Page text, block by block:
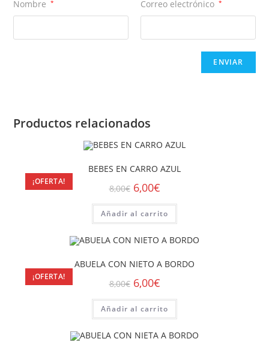
Nombre * Correo electrónico *
Productos relacionados
¡OFERTA!
BEBES EN CARRO AZUL
8,00€ 6,00€
Añadir al carrito
¡OFERTA!
ABUELA CON NIETO A BORDO
8,00€ 6,00€
Añadir al carrito